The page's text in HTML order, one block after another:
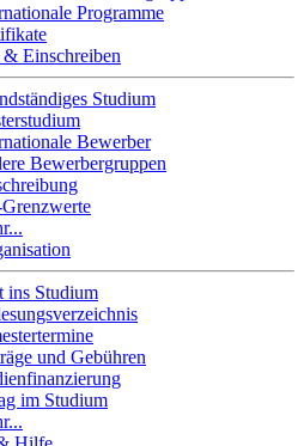
Programme
Einschreiben
Studium
Bewerber
Bewerbergruppen
ins Studium
und Gebühren
im Studium